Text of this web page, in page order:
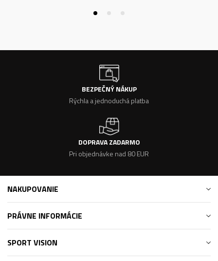
BEZPEČNÝ NÁKUP
Rýchla a jednoduchá platba
DOPRAVA ZADARMO
Pri objednávke nad 80 EUR
NAKUPOVANIE
PRÁVNE INFORMÁCIE
SPORT VISION